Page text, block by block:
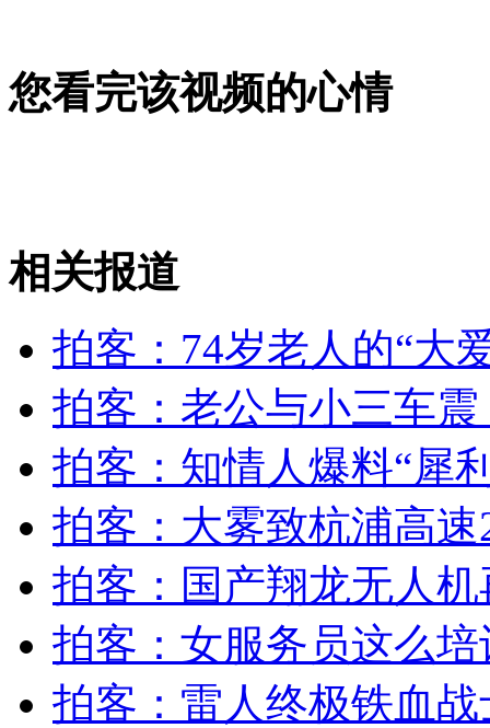
澳小伙变性成美女 三千照片全记录
矿难后老父亲为救儿子三进险境
山西运城恶犬咬伤多人 警民合力深夜将其击毙
女孩北京地铁殴打老人 痛下狠手拳打脚踢
无痛分娩是否安全 医生回应
您看完该视频的心情
相关报道
拍客：74岁老人的“大
拍客：老公与小三车
拍客：知情人爆料“犀
拍客：大雾致杭浦高速
拍客：国产翔龙无人
拍客：女服务员这么培
拍客：雷人终极铁血战